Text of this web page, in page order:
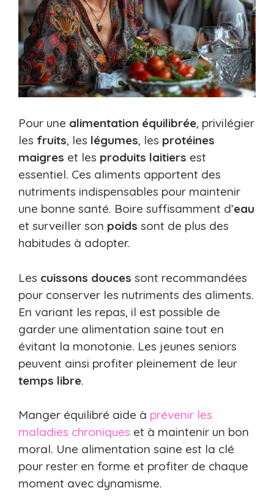
Pour une alimentation équilibrée, privilégier
les fruits, les légumes, les protéines
maigres et les produits laitiers est
essentiel. Ces aliments apportent des
nutriments indispensables pour maintenir
une bonne santé. Boire suffisamment d’eau
et surveiller son poids sont de plus des
habitudes à adopter.
Les cuissons douces sont recommandées
pour conserver les nutriments des aliments.
En variant les repas, il est possible de
garder une alimentation saine tout en
évitant la monotonie. Les jeunes seniors
peuvent ainsi profiter pleinement de leur
temps libre.
Manger équilibré aide à prévenir les
maladies chroniques et à maintenir un bon
moral. Une alimentation saine est la clé
pour rester en forme et profiter de chaque
moment avec dynamisme.